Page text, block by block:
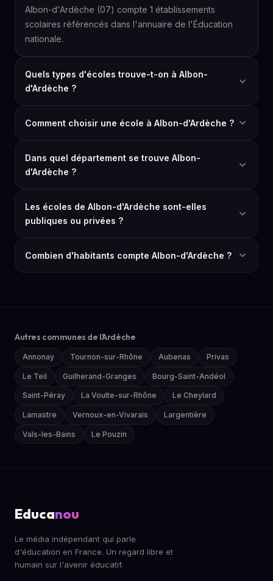
Albon-d'Ardèche (07) compte 1 établissements
scolaires référencés dans l'annuaire de l'Éducation
nationale.
Quels types d'écoles trouve-t-on à Albon-
d'Ardèche ?
Comment choisir une école à Albon-d'Ardèche ?
Dans quel département se trouve Albon-
d'Ardèche ?
Les écoles de Albon-d'Ardèche sont-elles
publiques ou privées ?
Combien d'habitants compte Albon-d'Ardèche ?
Autres communes de l'Ardèche
Annonay Tournon-sur-Rhône Aubenas Privas
Le Teil Guilherand-Granges Bourg-Saint-Andéol
Saint-Péray La Voulte-sur-Rhône Le Cheylard
Lamastre Vernoux-en-Vivarais Largentière
Vals-les-Bains Le Pouzin
Educanou
Le média indépendant qui parle
d'éducation en France. Un regard libre et
humain sur l'avenir éducatif.